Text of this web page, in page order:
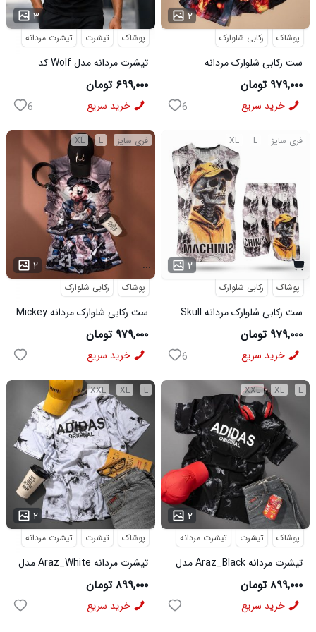
۳
پوشاک تیشرت تیشرت مردانه
تیشرت مردانه مدل Wolf کد
5631
۶۹۹,۰۰۰ تومان
خرید سریع 6
۲ ...
پوشاک رکابی شلوارک
ست رکابی شلوارک مردانه
Lion_Black مدل 3997
۹۷۹,۰۰۰ تومان
خرید سریع 6
فری سایز L
XL
۲ ...
پوشاک رکابی شلوارک
ست رکابی شلوارک مردانه Mickey
مدل 3996
۹۷۹,۰۰۰ تومان
خرید سریع
فری سایز L
XL
۲
پوشاک رکابی شلوارک
ست رکابی شلوارک مردانه Skull
مدل 3995
۹۷۹,۰۰۰ تومان
خرید سریع 6
L
XL
XXL
۲ ...
پوشاک تیشرت تیشرت مردانه
تیشرت مردانه Araz_White مدل
3992
۸۹۹,۰۰۰ تومان
خرید سریع
L
XL
XXL
۲ ...
پوشاک تیشرت تیشرت مردانه
تیشرت مردانه Araz_Black مدل
3991
۸۹۹,۰۰۰ تومان
خرید سریع